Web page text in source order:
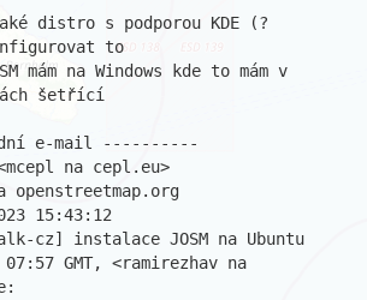
distro s podporou KDE (?
to
mám na Windows kde to mám v
šetřící
e-mail ----------
na cepl.eu>
openstreetmap.org
15:43:12
cz] instalace JOSM na Ubuntu
GMT, <ramirezhav na